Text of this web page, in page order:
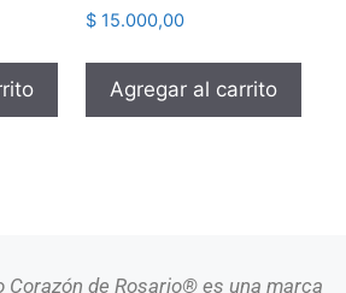
$15.000,00
Agregar al carrito
Corazón de Rosario® es una marca